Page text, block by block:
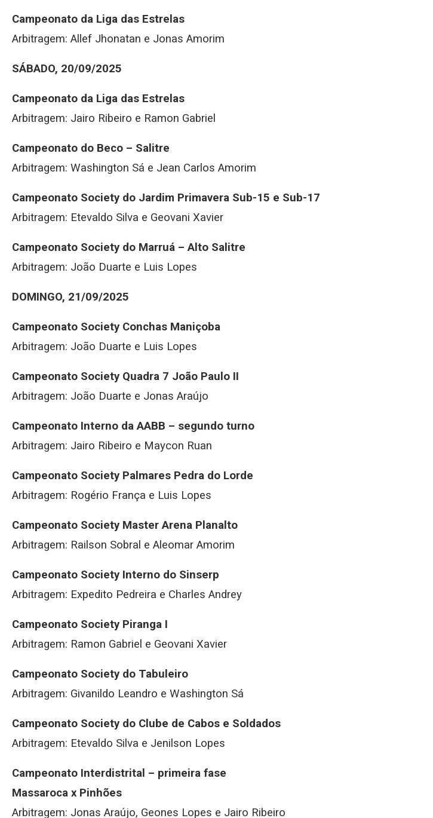
Campeonato da Liga das Estrelas
Arbitragem: Allef Jhonatan e Jonas Amorim
SÁBADO, 20/09/2025
Campeonato da Liga das Estrelas
Arbitragem: Jairo Ribeiro e Ramon Gabriel
Campeonato do Beco – Salitre
Arbitragem: Washington Sá e Jean Carlos Amorim
Campeonato Society do Jardim Primavera Sub-15 e Sub-17
Arbitragem: Etevaldo Silva e Geovani Xavier
Campeonato Society do Marruá – Alto Salitre
Arbitragem: João Duarte e Luis Lopes
DOMINGO, 21/09/2025
Campeonato Society Conchas Maniçoba
Arbitragem: João Duarte e Luis Lopes
Campeonato Society Quadra 7 João Paulo II
Arbitragem: João Duarte e Jonas Araújo
Campeonato Interno da AABB – segundo turno
Arbitragem: Jairo Ribeiro e Maycon Ruan
Campeonato Society Palmares Pedra do Lorde
Arbitragem: Rogério França e Luis Lopes
Campeonato Society Master Arena Planalto
Arbitragem: Railson Sobral e Aleomar Amorim
Campeonato Society Interno do Sinserp
Arbitragem: Expedito Pedreira e Charles Andrey
Campeonato Society Piranga I
Arbitragem: Ramon Gabriel e Geovani Xavier
Campeonato Society do Tabuleiro
Arbitragem: Givanildo Leandro e Washington Sá
Campeonato Society do Clube de Cabos e Soldados
Arbitragem: Etevaldo Silva e Jenilson Lopes
Campeonato Interdistrital – primeira fase
Massaroca x Pinhões
Arbitragem: Jonas Araújo, Geones Lopes e Jairo Ribeiro